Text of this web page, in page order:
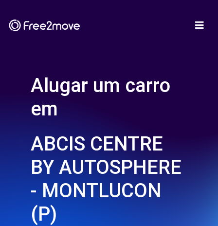
Alugar um carro
em
ABCIS CENTRE
BY AUTOSPHERE
- MONTLUCON
(P)